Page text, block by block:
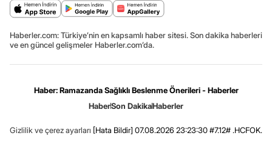
Haberler.com: Türkiye’nin en kapsamlı haber sitesi. Son dakika haberleri
ve en güncel gelişmeler Haberler.com’da.
Haber: Ramazanda Sağlıklı Beslenme Önerileri - Haberler
HaberSon DakikaHaberler
Gizlilik ve çerez ayarları [Hata Bildir] 07.08.2026 23:23:30 #7.12# .HCFOK.